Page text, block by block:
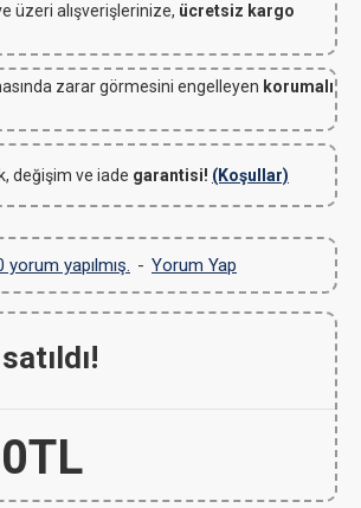
üzeri alışverişlerinize, ücretsiz kargo
zarar görmesini engelleyen korumalı
değişim ve iade garantisi! (Koşullar)
yorum yapılmış. - Yorum Yap